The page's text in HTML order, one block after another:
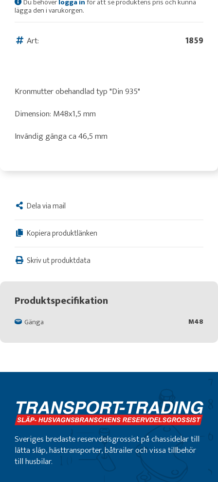
lägga den i varukorgen.
Art: 1859
Kronmutter obehandlad typ "Din 935"
Dimension: M48x1,5 mm
Invändig gänga ca 46,5 mm
Dela via mail
Kopiera produktlänken
Skriv ut produktdata
Produktspecifikation
Gänga M48
Sveriges bredaste reservdelsgrossist på chassidelar till
lätta släp, hästtransporter, båtrailer och vissa tillbehör
till husbilar.